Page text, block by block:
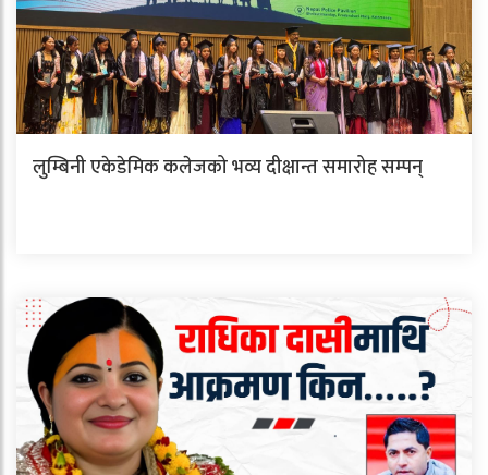
लुम्बिनी एकेडेमिक कलेजको भव्य दीक्षान्त समारोह सम्पन्